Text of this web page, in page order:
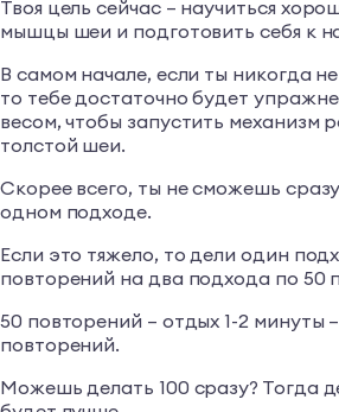
Твоя цель сейчас – научиться
мышцы шеи и подготовить себя к
В самом начале, если ты никогда
то тебе достаточно будет
весом, чтобы запустить механизм
толстой шеи.
Скорее всего, ты не сможешь
одном подходе.
Если это тяжело, то дели один
повторений на два подхода по 50
50 повторений – отдых 1-2 минуты
повторений.
Можешь делать 100 сразу? Тогда